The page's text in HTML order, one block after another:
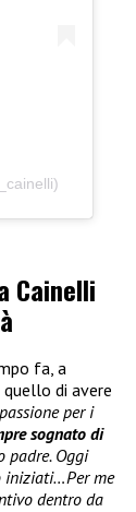
Cainelli
fa, a
di avere
per i
sognato di
padre. Oggi
iniziati…Per me
dentro da